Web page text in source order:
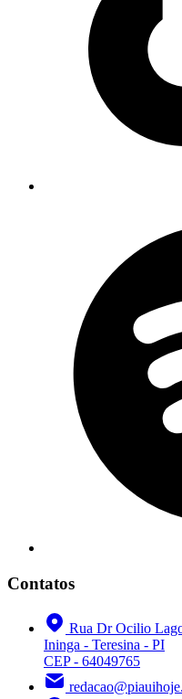
Contatos
Rua Dr Ocilio
Ininga - Teresina - PI
CEP - 64049765